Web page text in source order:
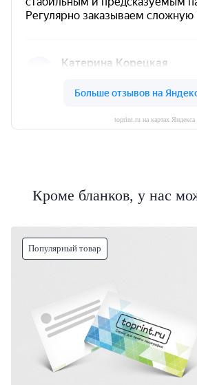
toprint.ru на картах Яндекса
Кроме бланков, у нас
Популярный товар